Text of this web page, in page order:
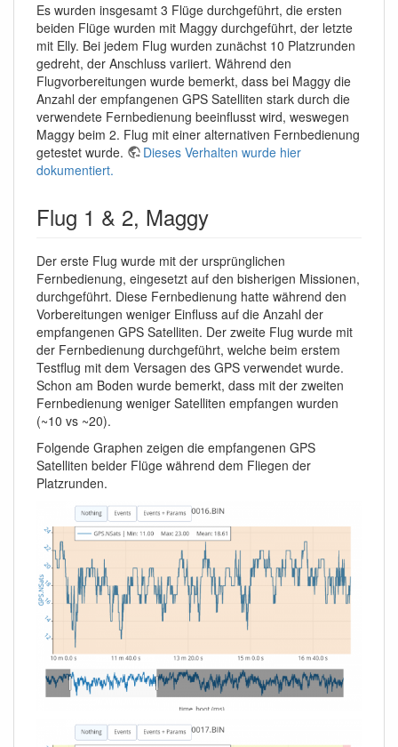
Es wurden insgesamt 3 Flüge durchgeführt, die ersten
beiden Flüge wurden mit Maggy durchgeführt, der letzte
mit Elly. Bei jedem Flug wurden zunächst 10 Platzrunden
gedreht, der Anschluss variiert. Während den
Flugvorbereitungen wurde bemerkt, dass bei Maggy die
Anzahl der empfangenen GPS Satelliten stark durch die
verwendete Fernbedienung beeinflusst wird, weswegen
Maggy beim 2. Flug mit einer alternativen Fernbedienung
getestet wurde.
Dieses Verhalten wurde hier
dokumentiert.
Flug 1 & 2, Maggy
Der erste Flug wurde mit der ursprünglichen
Fernbedienung, eingesetzt auf den bisherigen Missionen,
durchgeführt. Diese Fernbedienung hatte während den
Vorbereitungen weniger Einfluss auf die Anzahl der
empfangenen GPS Satelliten. Der zweite Flug wurde mit
der Fernbedienung durchgeführt, welche beim erstem
Testflug mit dem Versagen des GPS verwendet wurde.
Schon am Boden wurde bemerkt, dass mit der zweiten
Fernbedienung weniger Satelliten empfangen wurden
(~10 vs ~20).
Folgende Graphen zeigen die empfangenen GPS
Satelliten beider Flüge während dem Fliegen der
Platzrunden.